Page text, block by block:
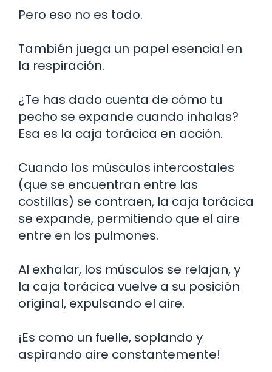
Pero eso no es todo.
También juega un papel esencial en
la respiración.
¿Te has dado cuenta de cómo tu
pecho se expande cuando inhalas?
Esa es la caja torácica en acción.
Cuando los músculos intercostales
(que se encuentran entre las
costillas) se contraen, la caja torácica
se expande, permitiendo que el aire
entre en los pulmones.
Al exhalar, los músculos se relajan, y
la caja torácica vuelve a su posición
original, expulsando el aire.
¡Es como un fuelle, soplando y
aspirando aire constantemente!